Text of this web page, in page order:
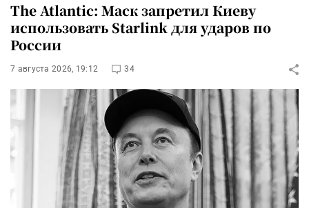
The Atlantic: Маск запретил Киеву
использовать Starlink для ударов по
России
7 августа 2026, 19:12 34